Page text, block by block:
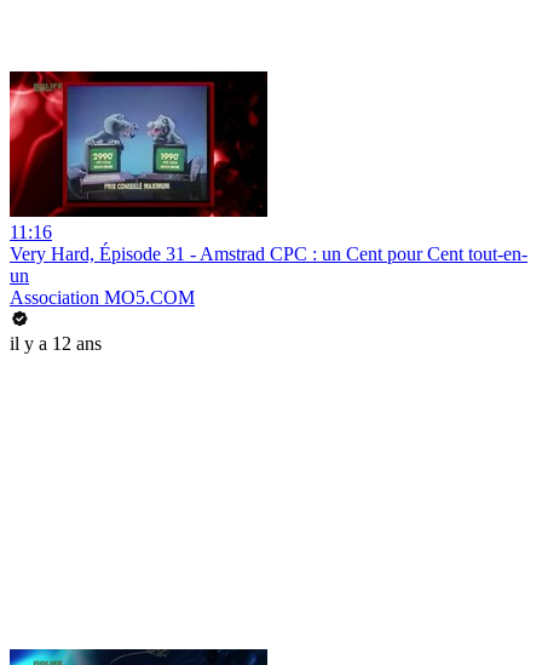
11:16
Very Hard, Épisode 31 - Amstrad CPC : un Cent pour Cent tout-en-
un
Association MO5.COM
il y a 12 ans